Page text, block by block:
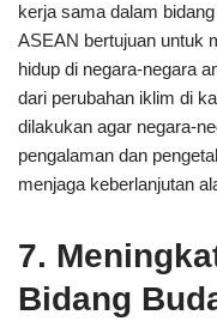
kerja sama dalam
ASEAN bertujuan untuk
hidup di negara-negara
dari perubahan iklim di
dilakukan agar negara-
pengalaman dan
menjaga keberlanjutan
7.
Bidang